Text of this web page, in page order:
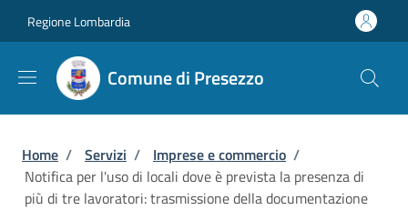
Regione Lombardia
Comune di Presezzo
Briciole di pane
Home / Servizi / Imprese e commercio /
Notifica per l'uso di locali dove è prevista la presenza di
più di tre lavoratori: trasmissione della documentazione